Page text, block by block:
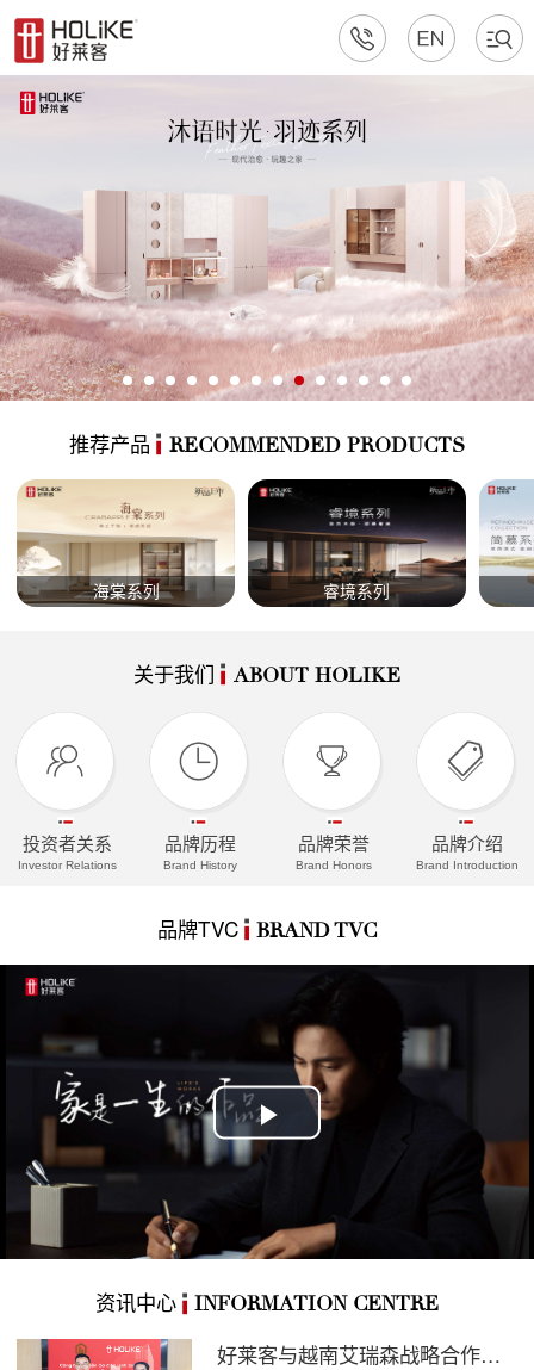
推荐产品 RECOMMENDED PRODUCTS
海棠系列 睿境系列
关于我们 ABOUT HOLIKE
投资者关系
Investor Relations
品牌历程
Brand History
品牌荣誉
Brand Honors
品牌介绍
Brand Introduction
品牌TVC BRAND TVC
Play
资讯中心 INFORMATION CENTRE
好莱客与越南艾瑞森战略合作签约仪式圆满举...